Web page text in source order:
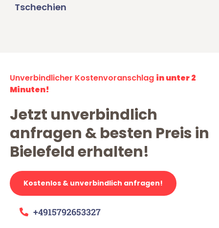
Tschechien
Unverbindlicher Kostenvoranschlag in unter 2
Minuten!
Jetzt unverbindlich
anfragen & besten Preis in
Bielefeld erhalten!
Kostenlos & unverbindlich anfragen!
+4915792653327